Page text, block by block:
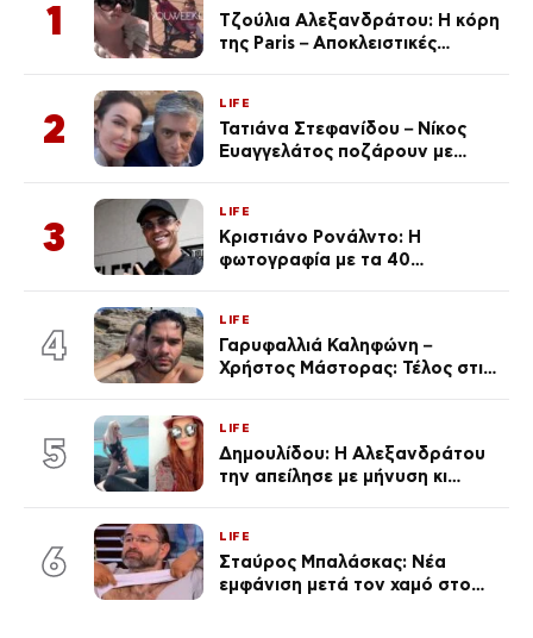
1
Τζούλια Αλεξανδράτου: Η κόρη
της Paris – Αποκλειστικές
2
LIFE
Τατιάνα Στεφανίδου – Νίκος
Ευαγγελάτος ποζάρουν με
3
LIFE
Κριστιάνο Ρονάλντο: Η
φωτογραφία με τα 40
εκ. likes
4
LIFE
Γαρυφαλλιά Καληφώνη –
Χρήστος Μάστορας: Τέλος στις
5
LIFE
Δημουλίδου: Η Αλεξανδράτου
την απείλησε με μήνυση κι
ποια είσαι σοκαρίστικα»
6
LIFE
Σταύρος Μπαλάσκας: Νέα
εμφάνιση μετά τον χαμό στο